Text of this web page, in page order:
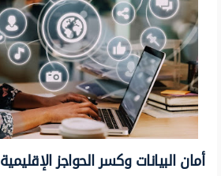
أمان البيانات وكسر الحواجز الإقليمية